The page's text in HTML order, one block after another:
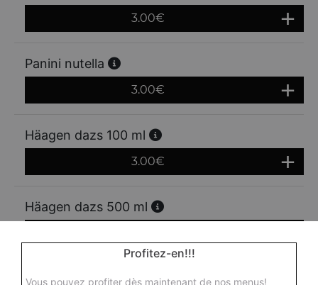
3.00€
Panini nutella
3.00€
Häagen dazs 100 ml
3.00€
Häagen dazs 500 ml
Profitez-en!!!
Vous pouvez profiter dès maintenant de nos menus!